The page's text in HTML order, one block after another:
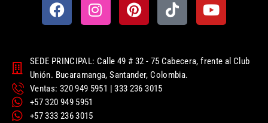
SEDE PRINCIPAL: Calle 49 # 32 - 75 Cabecera, frente al Club
Unión. Bucaramanga, Santander, Colombia.
Ventas: 320 949 5951 | 333 236 3015
+57 320 949 5951
+57 333 236 3015